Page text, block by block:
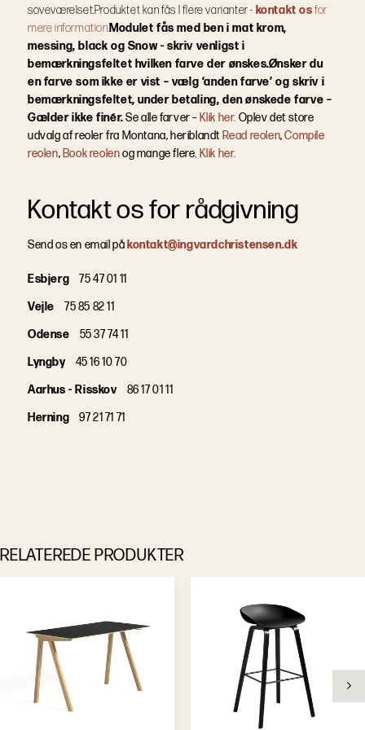
soveværelset.Produktet kan fås I flere varianter - kontakt osfor
mere information.Modulet fås med ben i mat krom,
messing, black og Snow - skriv venligst i
bemærkningsfeltet hvilken farve der ønskes.Ønsker du
en farve som ikke er vist – vælg ‘anden farve’ og skriv i
bemærkningsfeltet, under betaling, den ønskede farve –
Gælder ikke finér.Se alle farver – Klik her. Oplev det store
udvalg af reoler fra Montana, heriblandt Read reolen,Compile
reolen, Book reolenog mange flere. Klik her.
Kontakt os for rådgivning
Send os en email på kontakt@ingvardchristensen.dk
Esbjerg
75 47 01 11
Vejle
75 85 82 11
Odense
55 37 74 11
Lyngby
45 16 10 70
Aarhus - Risskov
86 17 01 11
Herning
97 21 71 71
RELATEREDE PRODUKTER